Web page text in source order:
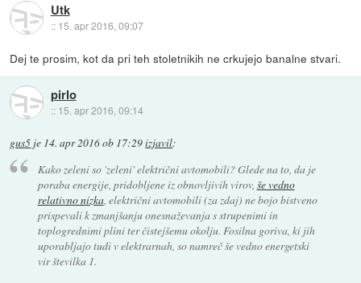
Utk
:: 15. apr 2016, 09:07
Dej te prosim, kot da pri teh stoletnikih ne crkujejo banalne stvari.
pirlo
:: 15. apr 2016, 09:14
gus5 je 14. apr 2016 ob 17:29izjavil:
Kako zeleni so 'zeleni' električni avtomobili? Glede na to, da je
poraba energije, pridobljene iz obnovljivih virov, še vedno
relativno nizka, električni avtomobili (za zdaj) ne bojo bistveno
prispevali k zmanjšanju onesnaževanja s strupenimi in
toplogrednimi plini ter čistejšemu okolju. Fosilna goriva, ki jih
uporabljajo tudi v elektrarnah, so namreč še vedno energetski
vir številka 1.